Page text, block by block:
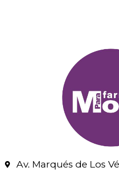
Av. Marqués de Los